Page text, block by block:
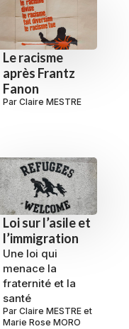
Le racisme
après Frantz
Fanon
Par Claire MESTRE
Loi sur l’asile et
l’immigration
Une loi qui
menace la
fraternité et la
santé
Par Claire MESTRE et
Marie Rose MORO